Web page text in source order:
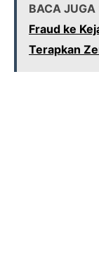
BACA JUGA
Fraud ke
Terapkan